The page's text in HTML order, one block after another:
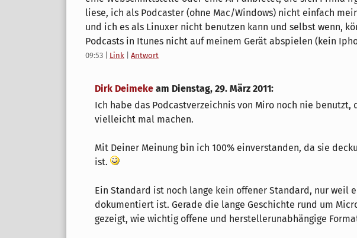
liese, ich als Podcaster (ohne Mac/Windows) nicht einfach
und ich es als Linuxer nicht benutzen kann und selbst wenn,
Podcasts in Itunes nicht auf meinem Gerät abspielen (kein
09:53 Link Antwort
Dirk Deimeke am Dienstag, 29. März 2011:
Ich habe das Podcastverzeichnis von Miro noch nie benutzt,
vielleicht mal machen.
Mit Deiner Meinung bin ich 100% einverstanden, da sie
ist.
Ein Standard ist noch lange kein offener Standard, nur weil
dokumentiert ist. Gerade die lange Geschichte rund um
gezeigt, wie wichtig offene und herstellerunabhängige